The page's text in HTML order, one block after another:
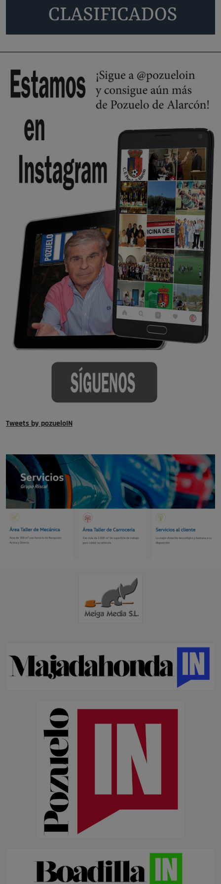
Será amigo de alguien importante...en el Congreso, Senado, en la
Policía o en la politica
😆Durán menos qué un caramelo en la puerta de un colegio 🍬
Pozuelo de Alarcón
🔴 EXCLUSIVA | El comisario de la …
Pozuelo de Alarcón
🔴 EXCLUSIVA | El comisario de la …
Tweets by pozueloIN